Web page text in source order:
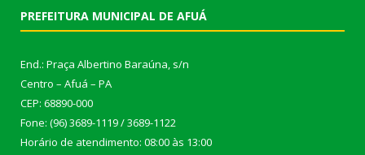
PREFEITURA MUNICIPAL DE AFUÁ
End.: Praça Albertino Baraúna, s/n
Centro – Afuá – PA
CEP: 68890-000
Fone: (96) 3689-1119 / 3689-1122
Horário de atendimento: 08:00 às 13:00